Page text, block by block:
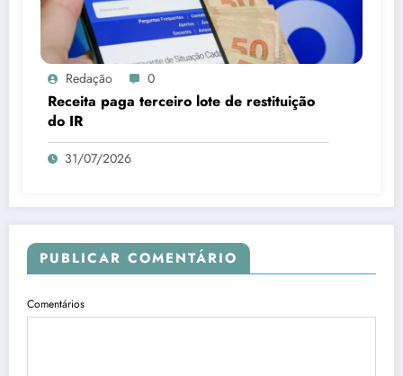
Redação 0
Receita paga terceiro lote de restituição
do IR
31/07/2026
PUBLICAR COMENTÁRIO
Comentários